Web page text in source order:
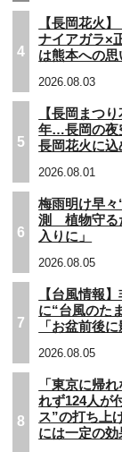
4
【長岡花火
ナイアガラ×
は熊本への思
2026.08.03
5
【長岡まつ
年…長岡の夜
長岡花火に
2026.08.01
6
梅雨明け早
測 植物守る
入りに」
2026.08.05
7
【台風情報
に“台風のた
「お盆前後
2026.08.05
8
「東京に帰
れず124人が
ス”の打ち上
には一定の効